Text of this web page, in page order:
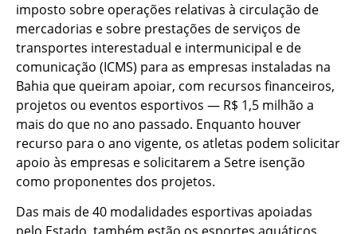
imposto sobre operações relativas à circulação de
mercadorias e sobre prestações de serviços de
transportes interestadual e intermunicipal e de
comunicação (ICMS) para as empresas instaladas na
Bahia que queiram apoiar, com recursos financeiros,
projetos ou eventos esportivos — R$ 1,5 milhão a
mais do que no ano passado. Enquanto houver
recurso para o ano vigente, os atletas podem solicitar
apoio às empresas e solicitarem a Setre isenção
como proponentes dos projetos.
Das mais de 40 modalidades esportivas apoiadas